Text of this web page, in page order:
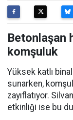
Betonlaşan
komşuluk
Yüksek katlı
sunarken,
zayıflatıyor.
etkinliği ise bu